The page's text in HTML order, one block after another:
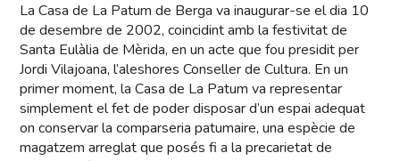
La Casa de La Patum de Berga va inaugurar-se el dia 10
de desembre de 2002, coincidint amb la festivitat de
Santa Eulàlia de Mèrida, en un acte que fou presidit per
Jordi Vilajoana, l’aleshores Conseller de Cultura. En un
primer moment, la Casa de La Patum va representar
simplement el fet de poder disposar d’un espai adequat
on conservar la comparseria patumaire, una espècie de
magatzem arreglat que posés fi a la precarietat de